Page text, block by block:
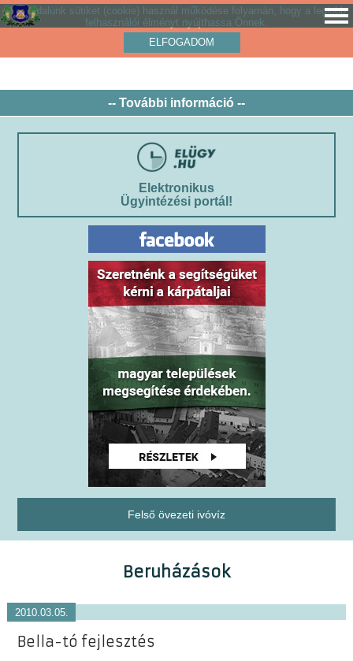
Weboldalunk sütiket (cookie) használ működése folyamán, hogy a legjobb
felhasználói élményt nyújthassa Önnek.
ELFOGADOM
-- További információ --
Elektronikus
Ügyintézési portál!
Felső övezeti ivóvíz
Beruházások
2010.03.05.
Bella-tó fejlesztés